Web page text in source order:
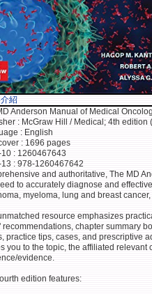
紹
Anderson Manual of Medical
: McGraw Hill / Medical; 4th edition
: English
: 1696 pages
10 : 1260467643
13 : 978-1260467642
and authoritative, The MD
to accurately diagnose and
myeloma, lung and breast
resource emphasizes
recommendations, chapter summary
practice tips, cases, and prescriptive
you to the topic, the affiliated
evidence.
edition features: